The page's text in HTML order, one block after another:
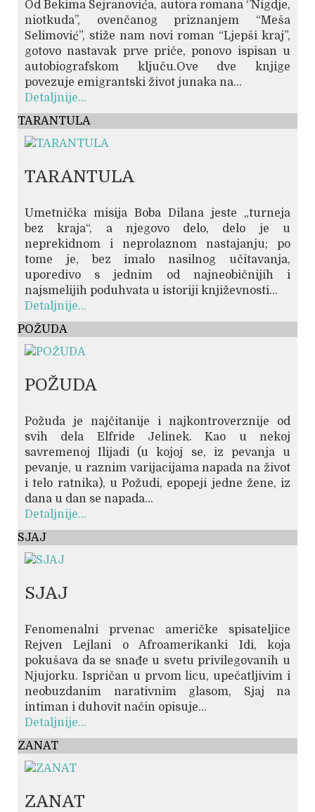
Od Bekima Sejranovića, autora romana ‘’Nigdje,
niotkuda’’, ovenčanog priznanjem “Meša
Selimović”, stiže nam novi roman “Ljepši kraj”,
gotovo nastavak prve priče, ponovo ispisan u
autobiografskom ključu.Ove dve knjige
povezuje emigrantski život junaka na...
Detaljnije...
TARANTULA
TARANTULA
Umetnička misija Boba Dilana jeste „turneja
bez kraja“, a njegovo delo, delo je u
neprekidnom i neprolaznom nastajanju; po
tome je, bez imalo nasilnog učitavanja,
uporedivo s jednim od najneobičnijih i
najsmelijih poduhvata u istoriji književnosti...
Detaljnije...
POŽUDA
POŽUDA
Požuda je najčitanije i najkontroverznije od
svih dela Elfride Jelinek. Kao u nekoj
savremenoj Ilijadi (u kojoj se, iz pevanja u
pevanje, u raznim varijacijama napada na život
i telo ratnika), u Požudi, epopeji jedne žene, iz
dana u dan se napada...
Detaljnije...
SJAJ
SJAJ
Fenomenalni prvenac američke spisateljice
Rejven Lejlani o Afroamerikanki Idi, koja
pokušava da se snađe u svetu privilegovanih u
Njujorku. Ispričan u prvom licu, upečatljivim i
neobuzdanim narativnim glasom, Sjaj na
intiman i duhovit način opisuje...
Detaljnije...
ZANAT
ZANAT